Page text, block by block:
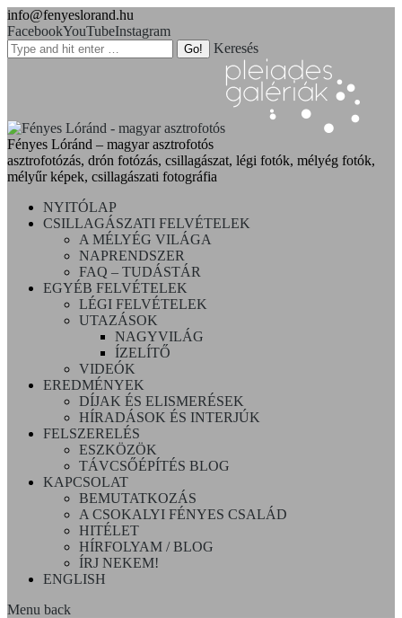
info@fenyeslorand.hu
FacebookYouTubeInstagram
Keresés
Fényes Lóránd – magyar asztrofotós
asztrofotózás, drón fotózás, csillagászat, légi fotók, mélyég fotók,
mélyűr képek, csillagászati fotográfia
NYITÓLAP
CSILLAGÁSZATI FELVÉTELEK
A MÉLYÉG VILÁGA
NAPRENDSZER
FAQ – TUDÁSTÁR
EGYÉB FELVÉTELEK
LÉGI FELVÉTELEK
UTAZÁSOK
NAGYVILÁG
ÍZELÍTŐ
VIDEÓK
EREDMÉNYEK
DÍJAK ÉS ELISMERÉSEK
HÍRADÁSOK ÉS INTERJÚK
FELSZERELÉS
ESZKÖZÖK
TÁVCSŐÉPÍTÉS BLOG
KAPCSOLAT
BEMUTATKOZÁS
A CSOKALYI FÉNYES CSALÁD
HITÉLET
HÍRFOLYAM / BLOG
ÍRJ NEKEM!
ENGLISH
Menu back